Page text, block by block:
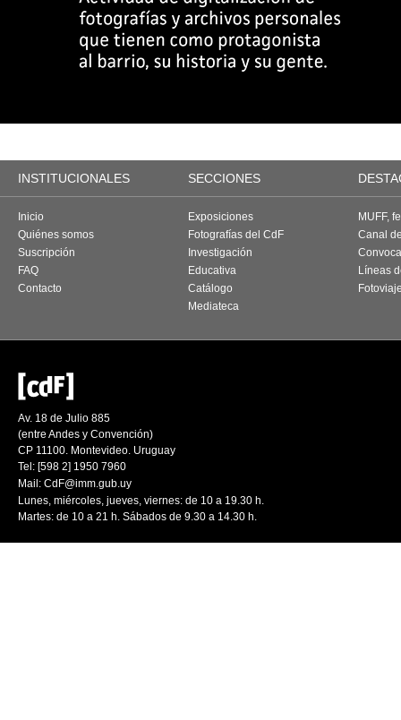
INSTITUCIONALES SECCIONES
Inicio
Quiénes somos
Suscripción
FAQ
Contacto
Exposiciones
Fotografías del CdF
Investigación
Educativa
Catálogo
Mediateca
MUFF,
Canal
Líneas
Av. 18 de Julio 885
(entre Andes y Convención)
CP 11100. Montevideo. Uruguay
Tel: [598 2] 1950 7960
Mail: CdF@imm.gub.uy
Lunes, miércoles, jueves, viernes: de 10 a 19.30 h.
Martes: de 10 a 21 h. Sábados de 9.30 a 14.30 h.